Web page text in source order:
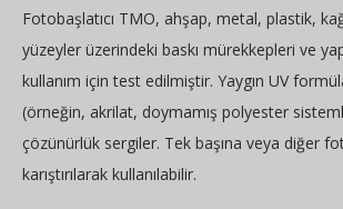
Fotobaşlatıcı TMO, ahşap, metal, plastik,
yüzeyler üzerindeki baskı mürekkepleri ve
kullanım için test edilmiştir. Yaygın UV
(örneğin, akrilat, doymamış polyester
çözünürlük sergiler. Tek başına veya diğer
karıştırılarak kullanılabilir.